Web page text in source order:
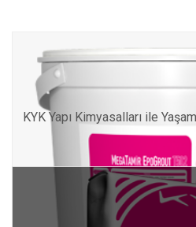
Diğer KYK Yapı
KYK Yapı Kimyasalları ile